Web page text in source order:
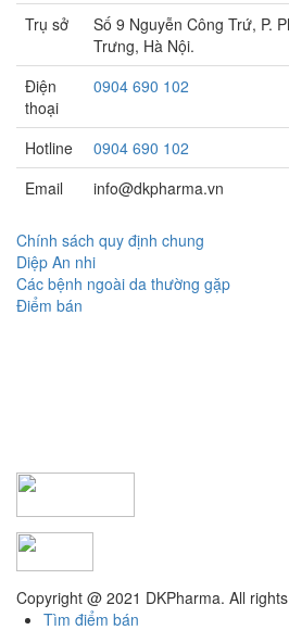
Trụ sở
Số 9 Nguyễn Công Trứ, P.
Trưng, Hà Nội.
Điện
thoại
0904 690 102
Hotline
0904 690 102
Email
info@dkpharma.vn
Chính sách quy định chung
Diệp An nhi
Các bệnh ngoài da thường gặp
Điểm bán
Copyright @ 2021 DKPharma. All
Tìm điểm bán